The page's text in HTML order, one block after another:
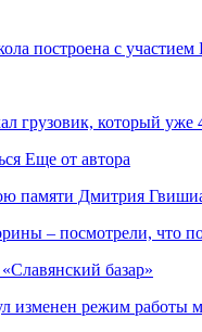
построена с участием
грузовик, который
Еще от автора
памяти Дмитрия
– посмотрели, что
базар»
изменен режим работы